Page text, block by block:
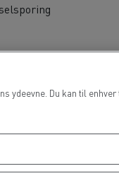
Du kan til